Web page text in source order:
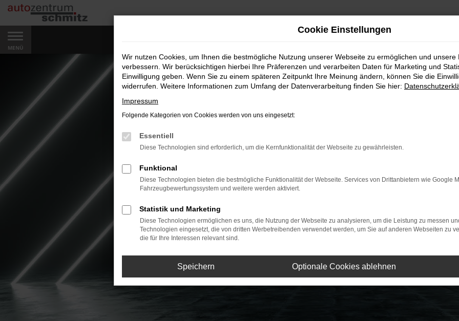
Zum
Hauptinhalt
springen
MENÜ
Cookie Einstellungen
Wir nutzen Cookies, um Ihnen die bestmögliche Nutzung unserer Webseite zu ermöglichen und
verbessern. Wir berücksichtigen hierbei Ihre Präferenzen und verarbeiten Daten für Marketing und
Einwilligung geben. Wenn Sie zu einem späteren Zeitpunkt Ihre Meinung ändern, können Sie die
widerrufen. Weitere Informationen zum Umfang der Datenverarbeitung finden Sie hier:
Impressum
Folgende Kategorien von Cookies werden von uns eingesetzt:
Essentiell
Diese Technologien sind erforderlich, um die Kernfunktionalität der Webseite zu gewährleisten.
Funktional
Diese Technologien bieten die bestmögliche Funktionalität der Webseite. Services von Drittanbietern wie Google
Fahrzeugbewertungssystem und weitere werden aktiviert.
Statistik und Marketing
Diese Technologien ermöglichen es uns, die Nutzung der Webseite zu analysieren, um die Leistung zu messen
Technologien eingesetzt, die von dritten Werbetreibenden verwendet werden, um Sie auf anderen Webseiten zu
die für Ihre Interessen relevant sind.
Speichern Optionale Cookies ablehnen